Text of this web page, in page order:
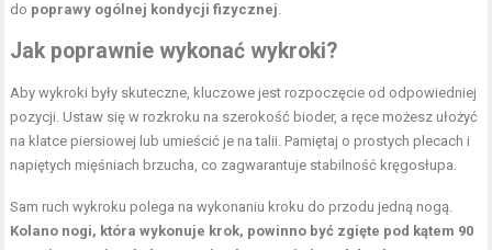
do poprawy ogólnej kondycji fizycznej.
Jak poprawnie wykonać wykroki?
Aby wykroki były skuteczne, kluczowe jest rozpoczęcie od odpowiedniej
pozycji. Ustaw się w rozkroku na szerokość bioder, a ręce możesz ułożyć
na klatce piersiowej lub umieścić je na talii. Pamiętaj o prostych plecach i
napiętych mięśniach brzucha, co zagwarantuje stabilność kręgosłupa.
Sam ruch wykroku polega na wykonaniu kroku do przodu jedną nogą.
Kolano nogi, która wykonuje krok, powinno być zgięte pod kątem 90